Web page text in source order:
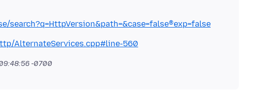
search?q=HttpVersion&path=&case=false®exp=false
AlternateServices.cpp#line-560
-0700